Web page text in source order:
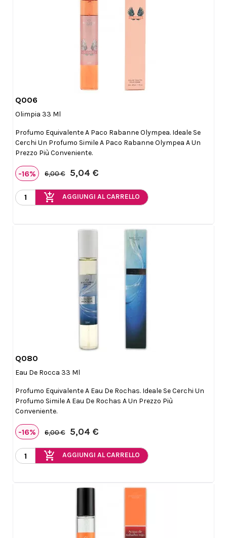
Q006
Olimpia 33 Ml
Profumo Equivalente A Paco Rabanne Olympea. Ideale Se
Cerchi Un Profumo Simile A Paco Rabanne Olympea A Un
Prezzo Più Conveniente.
-16% 6,00 € 5,04 €
add_shopping_cart AGGIUNGI AL CARRELLO
Q080
Eau De Rocca 33 Ml
Profumo Equivalente A Eau De Rochas. Ideale Se Cerchi Un
Profumo Simile A Eau De Rochas A Un Prezzo Più
Conveniente.
-16% 6,00 € 5,04 €
add_shopping_cart AGGIUNGI AL CARRELLO